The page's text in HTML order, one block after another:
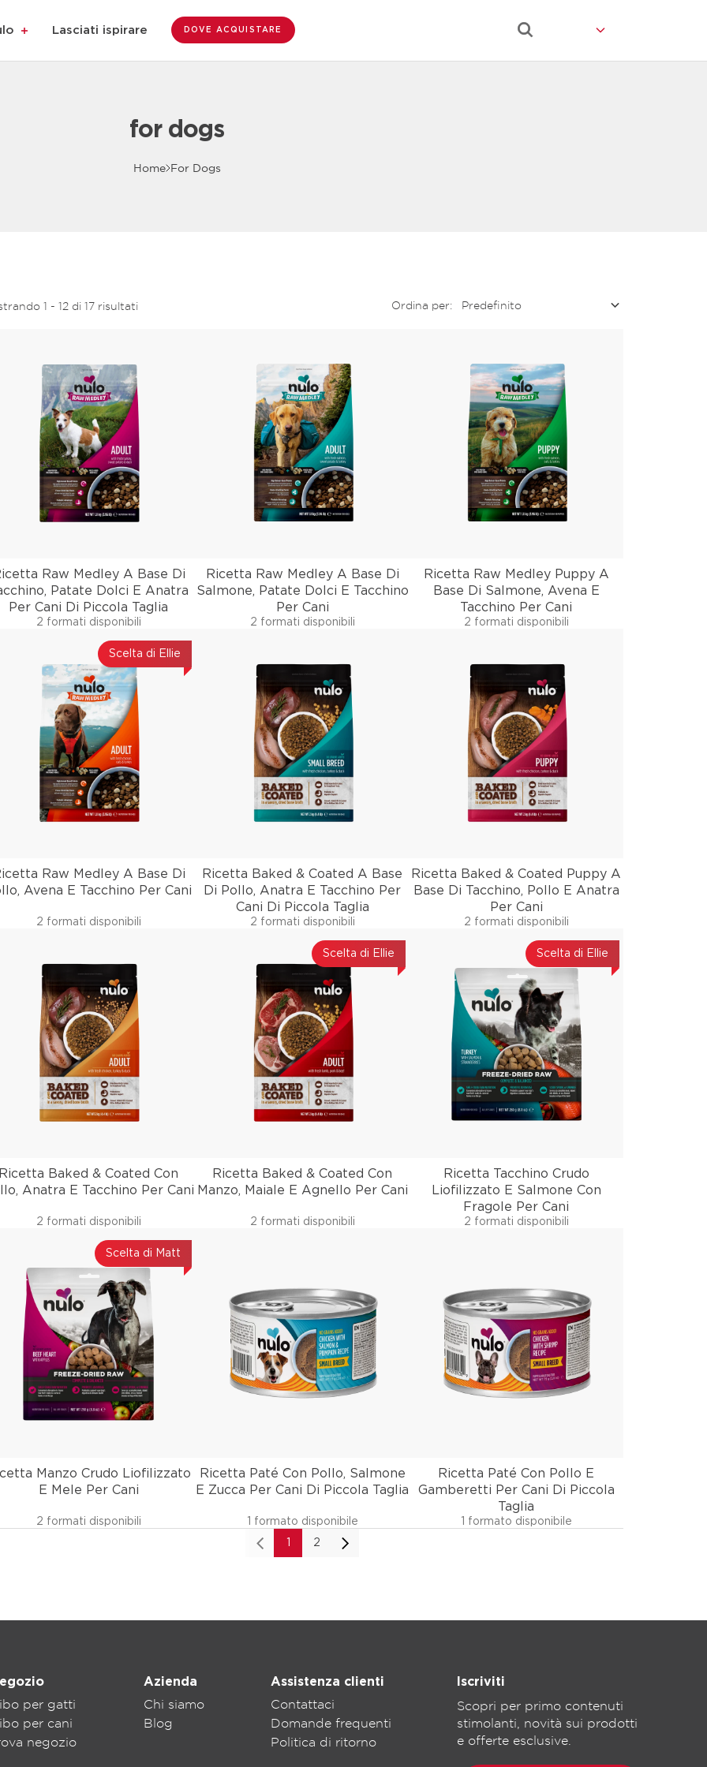
Lasciati ispirare DOVE ACQUISTARE
for dogs
Home For Dogs
1 - 12 di 17 risultati Ordina per:
Raw Medley A Base Di
Patate Dolci E Anatra
Per Cani Di Piccola Taglia
2 formati disponibili
Ricetta Raw Medley A Base Di
Salmone, Patate Dolci E Tacchino
Per Cani
2 formati disponibili
Ricetta Raw Medley Puppy A
Base Di Salmone, Avena E
Tacchino Per Cani
2 formati disponibili
Scelta di Ellie
Raw Medley A Base Di
Avena E Tacchino Per Cani
2 formati disponibili
Ricetta Baked & Coated A Base
Di Pollo, Anatra E Tacchino Per
Cani Di Piccola Taglia
2 formati disponibili
Ricetta Baked & Coated Puppy A
Base Di Tacchino, Pollo E Anatra
Per Cani
2 formati disponibili
Baked & Coated Con
Anatra E Tacchino Per Cani
2 formati disponibili
Scelta di Ellie
Ricetta Baked & Coated Con
Manzo, Maiale E Agnello Per Cani
2 formati disponibili
Scelta di Ellie
Ricetta Tacchino Crudo
Liofilizzato E Salmone Con
Fragole Per Cani
2 formati disponibili
Scelta di Matt
Manzo Crudo Liofilizzato
E Mele Per Cani
2 formati disponibili
Ricetta Paté Con Pollo, Salmone
E Zucca Per Cani Di Piccola Taglia
1 formato disponibile
Ricetta Paté Con Pollo E
Gamberetti Per Cani Di Piccola
Taglia
1 formato disponibile
2
per gatti
per cani
negozio
Azienda
Chi siamo
Blog
Assistenza clienti
Contattaci
Domande frequenti
Politica di ritorno
Iscriviti
Scopri per primo contenuti
stimolanti, novità sui prodotti
e offerte esclusive.